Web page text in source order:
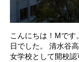
こんにちは！Mです
日でした。 清水谷
女学校として開校